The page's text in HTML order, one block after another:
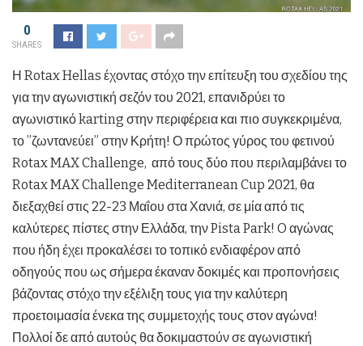
0
SHARES
Η RotaxHellas έχοντας στόχο την επίτευξη του σχεδίου της
για την αγωνιστική σεζόν του 2021, επανιδρύει το
αγωνιστικό karting στην περιφέρεια και πιο συγκεκριμένα,
το ”ζωντανεύει” στην Κρήτη! Ο πρώτος γύρος του φετινού
Rotax MAX Challenge, από τους δύο που περιλαμβάνει το
Rotax MAX Challenge Mediterranean Cup 2021, θα
διεξαχθεί στις 22-23 Μαΐου στα Χανιά, σε μία από τις
καλύτερες πίστες στην Ελλάδα, την Pista Park! O αγώνας
που ήδη έχει προκαλέσει το τοπικό ενδιαφέρον από
οδηγούς που ως σήμερα έκαναν δοκιμές και προπονήσεις
βάζοντας στόχο την εξέλιξη τους για την καλύτερη
προετοιμασία ένεκα της συμμετοχής τους στον αγώνα!
Πολλοί δε από αυτούς θα δοκιμαστούν σε αγωνιστική